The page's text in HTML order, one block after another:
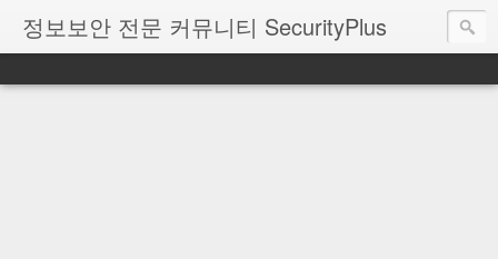
정보보안 전문 커뮤니티 SecurityPlus